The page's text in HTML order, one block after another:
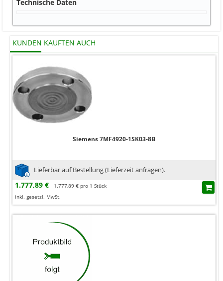
Technische Daten
KUNDEN KAUFTEN AUCH
Siemens 7MF4920-1SK03-8B
Lieferbar auf Bestellung (Lieferzeit anfragen).
1.777,89 €
1.777,89 € pro 1 Stück
inkl. gesetzl. MwSt.